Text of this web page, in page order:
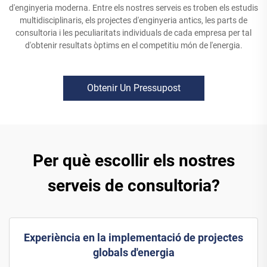
d'enginyeria moderna. Entre els nostres serveis es troben els estudis
multidisciplinaris, els projectes d'enginyeria antics, les parts de
consultoria i les peculiaritats individuals de cada empresa per tal
d'obtenir resultats òptims en el competitiu món de l'energia.
Obtenir Un Pressupost
Per què escollir els nostres
serveis de consultoria?
Experiència en la implementació de projectes
globals d'energia